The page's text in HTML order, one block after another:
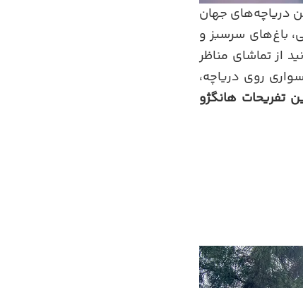
دریاچه‌های جهان
باغ‌های سرسبز و
از تماشای مناظر
روی دریاچه،
تفریحات هانگژو